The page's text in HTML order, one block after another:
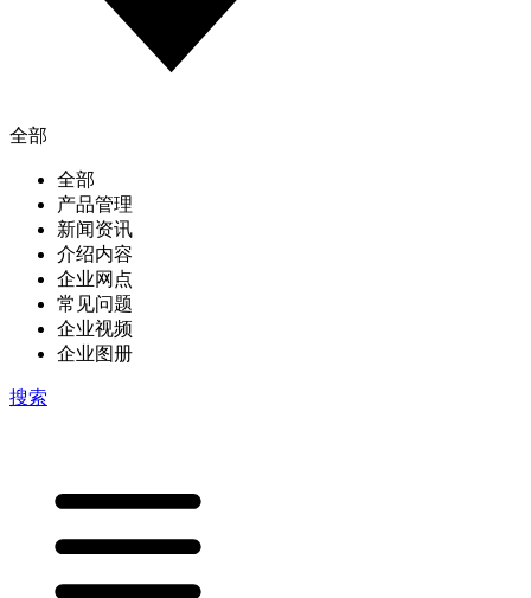
全部
全部
产品管理
新闻资讯
介绍内容
企业网点
常见问题
企业视频
企业图册
搜索